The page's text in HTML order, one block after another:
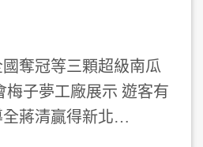
奪冠等三顆超級南瓜
梅子夢工廠展示 遊客有
全蔣清贏得新北…